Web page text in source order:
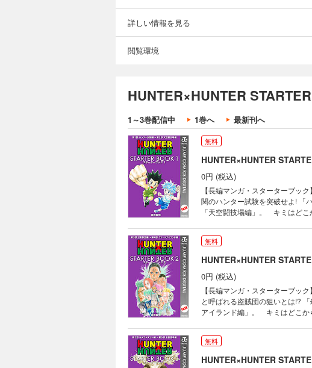
詳しい情報を見る
閲覧環境
HUNTER×HUNTER
1～3巻配信中 1巻へ 最新刊へ
無料
HUNTER×HUNTER
0円 (税込)
【長編マンガ・スターターブッ
関のハンター試験を突破せよ! 「
「天空闘技場編」。 キミはどこ
無料
HUNTER×HUNTER
0円 (税込)
【長編マンガ・スターターブッ
と呼ばれる盗賊団の狙いとは!?
アイランド編」。 キミはどこか
無料
HUNTER×HUNTER